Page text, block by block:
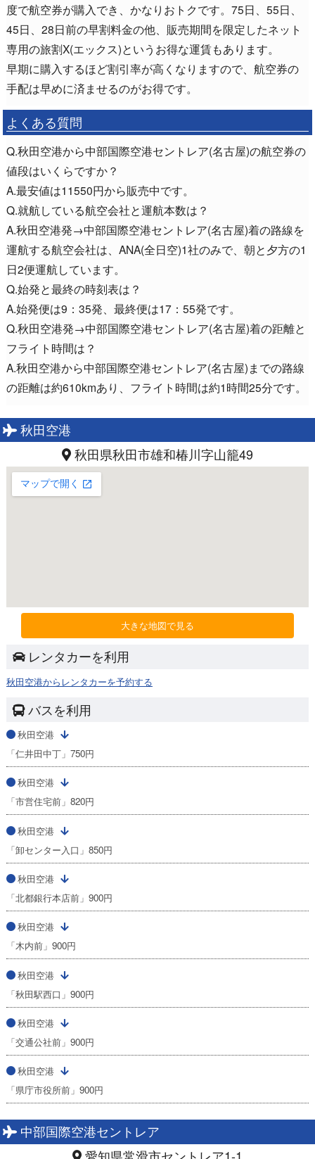
度で航空券が購入でき、かなりおトクです。75日、55日、
45日、28日前の早割料金の他、販売期間を限定したネット
専用の旅割X(エックス)というお得な運賃もあります。
早期に購入するほど割引率が高くなりますので、航空券の
手配は早めに済ませるのがお得です。
よくある質問
Q.秋田空港から中部国際空港セントレア(名古屋)の航空券の
値段はいくらですか？
A.最安値は11550円から販売中です。
Q.就航している航空会社と運航本数は？
A.秋田空港発→中部国際空港セントレア(名古屋)着の路線を
運航する航空会社は、ANA(全日空)1社のみで、朝と夕方の1
日2便運航しています。
Q.始発と最終の時刻表は？
A.始発便は9：35発、最終便は17：55発です。
Q.秋田空港発→中部国際空港セントレア(名古屋)着の距離と
フライト時間は？
A.秋田空港から中部国際空港セントレア(名古屋)までの路線
の距離は約610kmあり、フライト時間は約1時間25分です。
秋田空港
秋田県秋田市雄和椿川字山籠49
大きな地図で見る
レンタカーを利用
秋田空港からレンタカーを予約する
バスを利用
秋田空港
「仁井田中丁」750円
秋田空港
「市営住宅前」820円
秋田空港
「卸センター入口」850円
秋田空港
「北都銀行本店前」900円
秋田空港
「木内前」900円
秋田空港
「秋田駅西口」900円
秋田空港
「交通公社前」900円
秋田空港
「県庁市役所前」900円
中部国際空港セントレア